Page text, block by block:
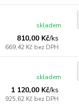
810,00 Kč/ks
669,42 Kč bez DPH
skladem
1 120,00 Kč/ks
925,62 Kč bez DPH
skladem